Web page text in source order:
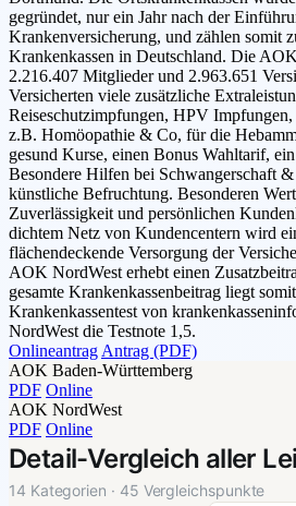
gegründet, nur ein Jahr nach der
Krankenversicherung, und zählen somit
Krankenkassen in Deutschland. Die
2.216.407 Mitglieder und 2.963.651
Versicherten viele zusätzliche
Reiseschutzimpfungen, HPV
z.B. Homöopathie & Co, für die
gesund Kurse, einen Bonus Wahltarif,
Besondere Hilfen bei Schwangerschaft
künstliche Befruchtung. Besonderen
Zuverlässigkeit und persönlichen
dichtem Netz von Kundencentern wird
flächendeckende Versorgung der
AOK NordWest erhebt einen
gesamte Krankenkassenbeitrag liegt
Krankenkassentest von
NordWest die Testnote 1,5.
Onlineantrag Antrag (PDF)
AOK Baden-Württemberg
PDF Online
AOK NordWest
PDF Online
Detail-Vergleich aller
14 Kategorien · 45 Vergleichspunkte